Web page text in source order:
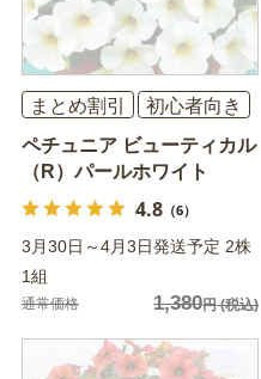
まとめ割引
初心者向き
ペチュニア ビューティカル
（R）パールホワイト
4.8（6）
3月30日～4月3日発送予定 2株
1組
通常価格 1,380円(税込)